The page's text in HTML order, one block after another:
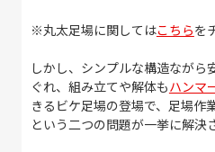
※丸太足場に関してはこちらを
しかし、シンプルな構造ながら
ぐれ、組み立てや解体もハンマ
きるビケ足場の登場で、足場作
という二つの問題が一挙に解決